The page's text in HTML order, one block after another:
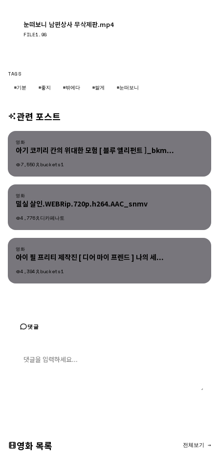
눈떠보니 남편상사 무삭제판.mp4
FILE1.9G
TAGS
#기분
#좋지 #밖에다 #쌀게 #눈떠보니
관련 포스트
영화
영화
아기 코끼리 칸의 위대한 모험 [ 블루 엘리펀트 ]_bkm...
7,550 buckets1
영화
밀실 살인.WEBRip.720p.h264.AAC_snmv
4,776 디카페나토
영화
아이 필 프리티 제작진 [ 디어 마이 프렌드 ] 나의 세...
4,394 buckets1
댓글
영화 목록 전체보기 →